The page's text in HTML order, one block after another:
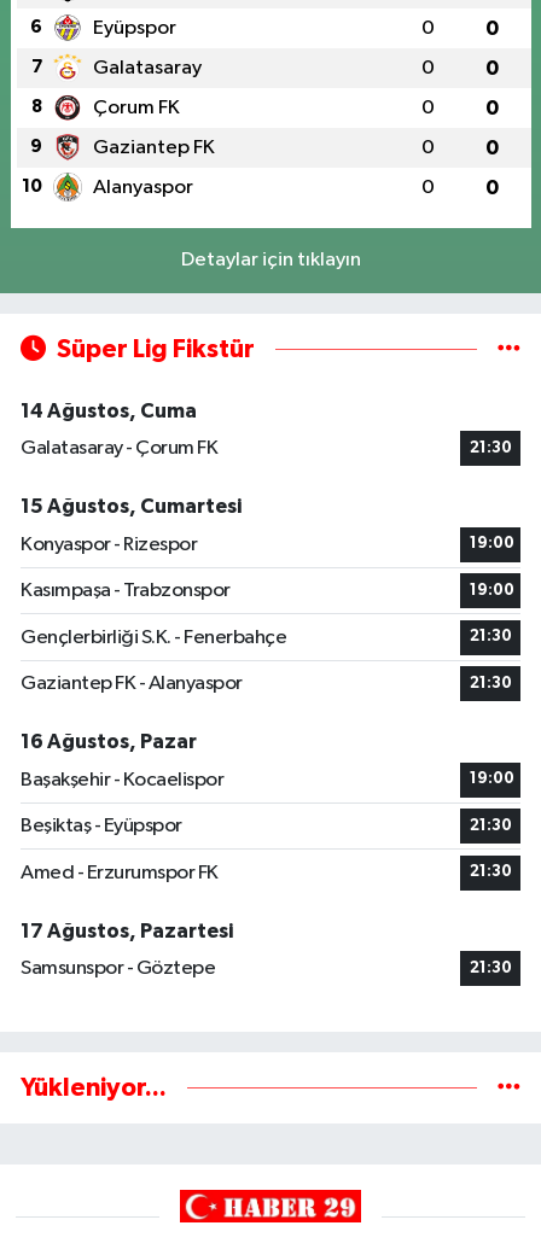
6 Eyüpspor 0 0
7 Galatasaray 0 0
8 Çorum FK 0 0
9 Gaziantep FK 0 0
10 Alanyaspor 0 0
Detaylar için tıklayın
Süper Lig Fikstür
14 Ağustos, Cuma
Galatasaray - Çorum FK
21:30
15 Ağustos, Cumartesi
Konyaspor - Rizespor
19:00
Kasımpaşa - Trabzonspor 19:00
Gençlerbirliği S.K. - Fenerbahçe 21:30
Gaziantep FK - Alanyaspor 21:30
16 Ağustos, Pazar
Başakşehir - Kocaelispor
19:00
Beşiktaş - Eyüpspor 21:30
Amed - Erzurumspor FK 21:30
17 Ağustos, Pazartesi
Samsunspor - Göztepe
21:30
Yükleniyor...